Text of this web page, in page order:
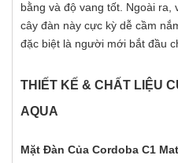
bằng và độ vang tốt. Ngoài ra,
cây đàn này cực kỳ dễ cầm
đặc biệt là người mới bắt đầu
THIẾT KẾ & CHẤT LIỆU
AQUA
Mặt Đàn Của Cordoba C1